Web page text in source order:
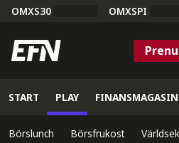
OMXS30 OMXSPI
START PLAY
Börslunch Börsfrukost